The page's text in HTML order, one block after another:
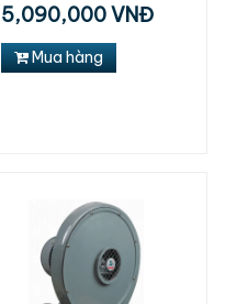
5,090,000 VNĐ
Mua hàng